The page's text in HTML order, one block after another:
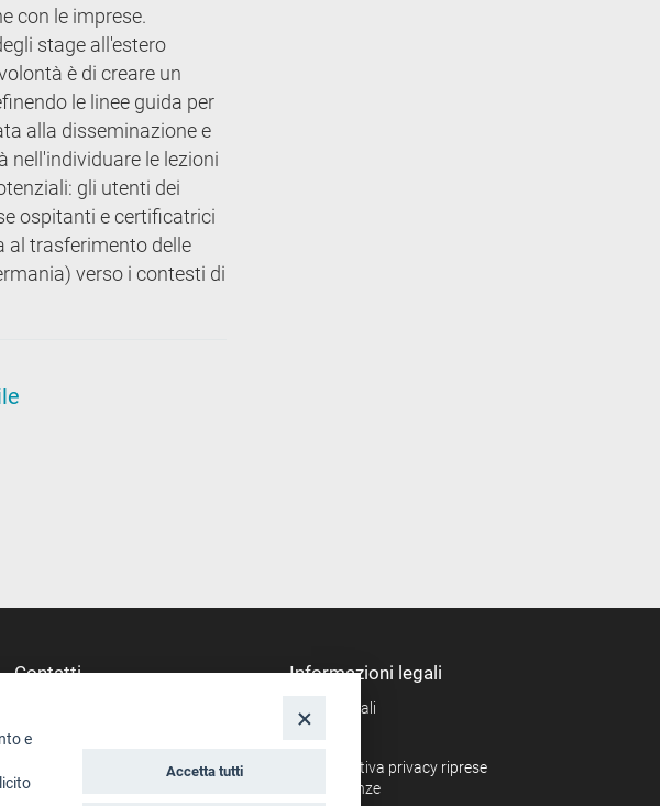
con le imprese.
stage all'estero
è di creare un
le linee guida per
alla disseminazione e
nell'individuare le lezioni
gli utenti dei
ospitanti e certificatrici
al trasferimento delle
verso i contesti di
Contatti
Struttura di riferimento
Informazioni legali
Note legali
Informativa privacy riprese
conferenze
e
Accetta tutti